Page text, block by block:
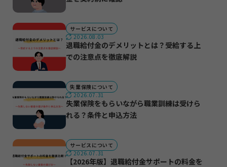
サービスについて
2026.08.03
退職給付金のデメリットとは？受給する上
での注意点を徹底解説
失業保険について
2026.07.31
失業保険をもらいながら職業訓練は受けら
れる？条件と申込方法
サービスについて
2026.07.31
【2026年版】退職給付金サポートの料金を